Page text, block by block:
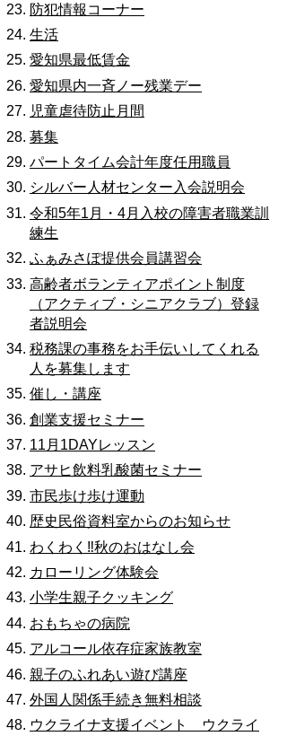
防犯情報コーナー
生活
愛知県最低賃金
愛知県内一斉ノー残業デー
児童虐待防止月間
募集
パートタイム会計年度任用職員
シルバー人材センター入会説明会
令和5年1月・4月入校の障害者職業訓
練生
ふぁみさぽ提供会員講習会
高齢者ボランティアポイント制度
（アクティブ・シニアクラブ）登録
者説明会
税務課の事務をお手伝いしてくれる
人を募集します
催し・講座
創業支援セミナー
11月1DAYレッスン
アサヒ飲料乳酸菌セミナー
市民歩け歩け運動
歴史民俗資料室からのお知らせ
わくわく‼秋のおはなし会
カローリング体験会
小学生親子クッキング
おもちゃの病院
アルコール依存症家族教室
親子のふれあい遊び講座
外国人関係手続き無料相談
ウクライナ支援イベント ウクライ